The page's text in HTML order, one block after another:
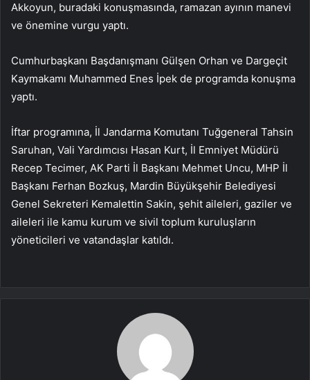
Akkoyun, buradaki konuşmasında, ramazan ayının manevi
ve önemine vurgu yaptı.
Cumhurbaşkanı Başdanışmanı Gülşen Orhan ve Dargeçit
Kaymakamı Muhammed Enes İpek de programda konuşma
yaptı.
İftar programına, İl Jandarma Komutanı Tuğgeneral Tahsin
Saruhan, Vali Yardımcısı Hasan Kurt, İl Emniyet Müdürü
Recep Tecimer, AK Parti İl Başkanı Mehmet Uncu, MHP İl
Başkanı Ferhan Bozkuş, Mardin Büyükşehir Belediyesi
Genel Sekreteri Kemalettin Sakin, şehit aileleri, gaziler ve
aileleri ile kamu kurum ve sivil toplum kuruluşların
yöneticileri ve vatandaşlar katıldı.